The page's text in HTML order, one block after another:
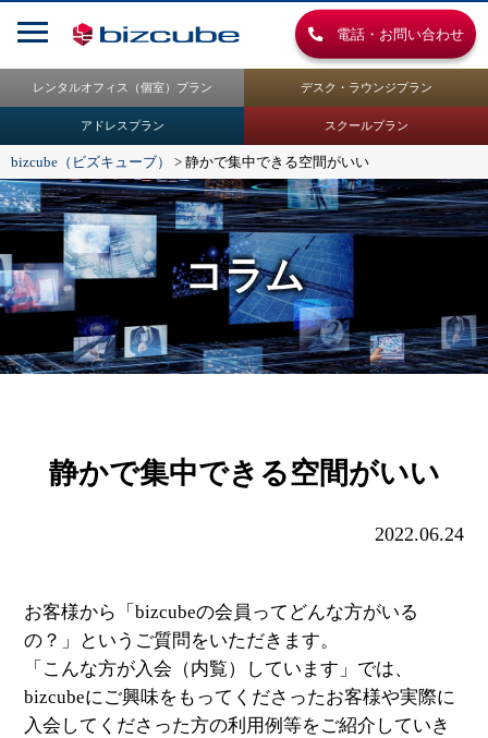
電話・お問い合わせ
レンタルオフィス（個室）プラン デスク・ラウンジプラン
アドレスプラン スクールプラン
bizcube（ビズキューブ） > 静かで集中できる空間がいい
コラム
静かで集中できる空間がいい
2022.06.24
お客様から「bizcubeの会員ってどんな方がいる
の？」というご質問をいただきます。
「こんな方が入会（内覧）しています」では、
bizcubeにご興味をもってくださったお客様や実際に
入会してくださった方の利用例等をご紹介していき